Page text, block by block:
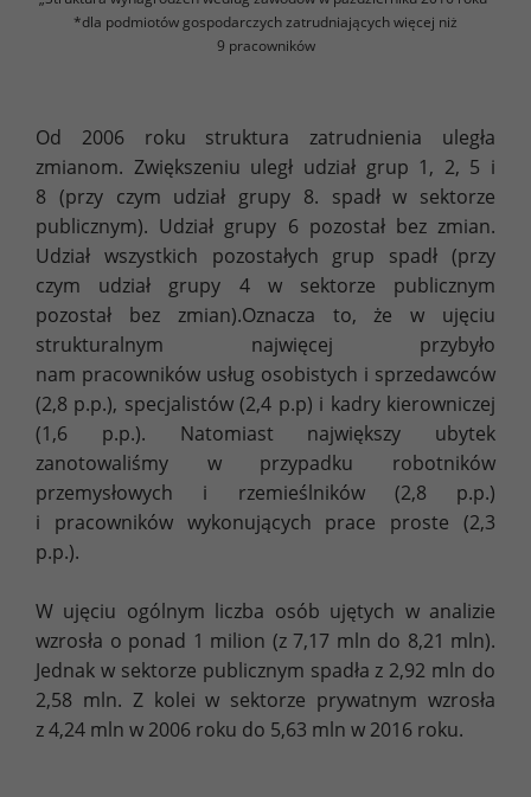
*dla podmiotów gospodarczych zatrudniających więcej niż
9 pracowników
Od 2006 roku struktura zatrudnienia uległa
zmianom. Zwiększeniu uległ udział grup 1, 2, 5 i
8 (przy czym udział grupy 8. spadł w sektorze
publicznym). Udział grupy 6 pozostał bez zmian.
Udział wszystkich pozostałych grup spadł (przy
czym udział grupy 4 w sektorze publicznym
pozostał bez zmian).Oznacza to, że w ujęciu
strukturalnym najwięcej przybyło
nam pracowników usług osobistych i sprzedawców
(2,8 p.p.), specjalistów (2,4 p.p) i kadry kierowniczej
(1,6 p.p.). Natomiast największy ubytek
zanotowaliśmy w przypadku robotników
przemysłowych i rzemieślników (2,8 p.p.)
i pracowników wykonujących prace proste (2,3
p.p.).
W ujęciu ogólnym liczba osób ujętych w analizie
wzrosła o ponad 1 milion (z 7,17 mln do 8,21 mln).
Jednak w sektorze publicznym spadła z 2,92 mln do
2,58 mln. Z kolei w sektorze prywatnym wzrosła
z 4,24 mln w 2006 roku do 5,63 mln w 2016 roku.